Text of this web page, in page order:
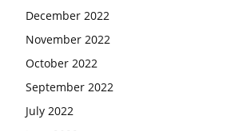
December 2022
November 2022
October 2022
September 2022
July 2022